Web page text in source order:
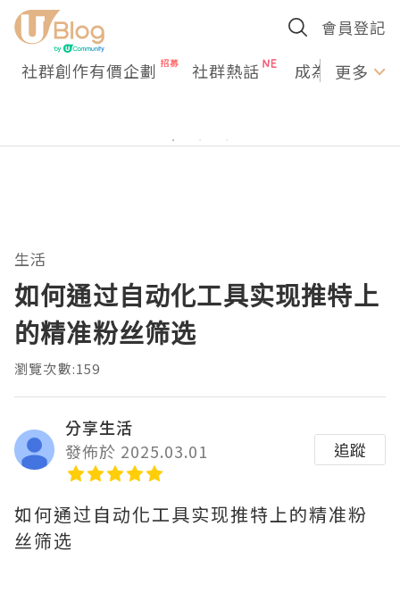
會員登記
社群創作有價企劃 社群熱話 成為U更多
生活
如何通过自动化工具实现推特上
的精准粉丝筛选
瀏覽次數:159
分享生活
發佈於 2025.03.01
追蹤
如何通过自动化工具实现推特上的精准粉
丝筛选